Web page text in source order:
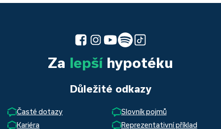
Za lepšíhypotéku
Důležité odkazy
Časté dotazy
Slovník pojmů
Kariéra
Reprezentativní příklad